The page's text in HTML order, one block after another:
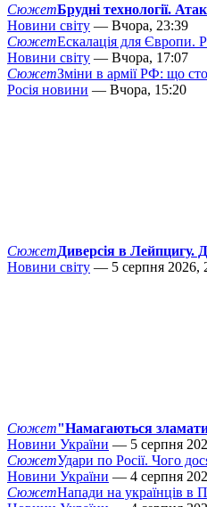
СюжетБрудні технології.
Новини світу — Вчора, 23:39
СюжетЕскалація для Європи.
Новини світу — Вчора, 17:07
СюжетЗміни в армії РФ: що
Росія новини — Вчора, 15:20
СюжетДиверсія в Лейпцигу.
Новини світу — 5 серпня 2026,
Сюжет"Намагаються
Новини України — 5 серпня
СюжетУдари по Росії. Чого
Новини України — 4 серпня
СюжетНапади на українців в